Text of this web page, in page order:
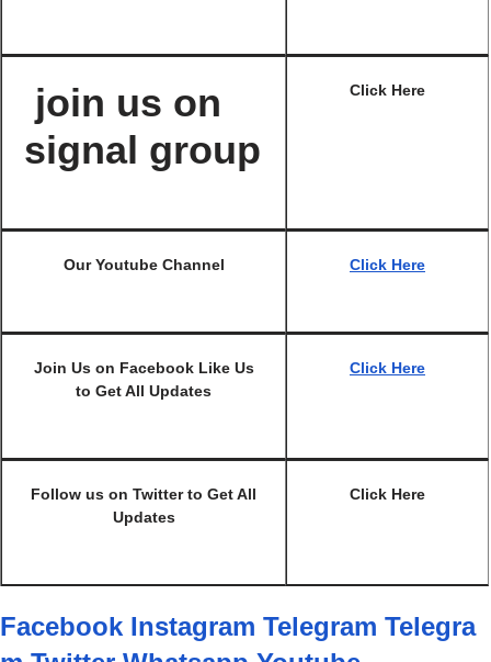
join us on
signal group
Click Here
Our Youtube Channel Click Here
Join Us on Facebook Like Us
to Get All Updates
Click Here
Follow us on Twitter to Get All
Updates
Click Here
Facebook Instagram Telegram Telegra